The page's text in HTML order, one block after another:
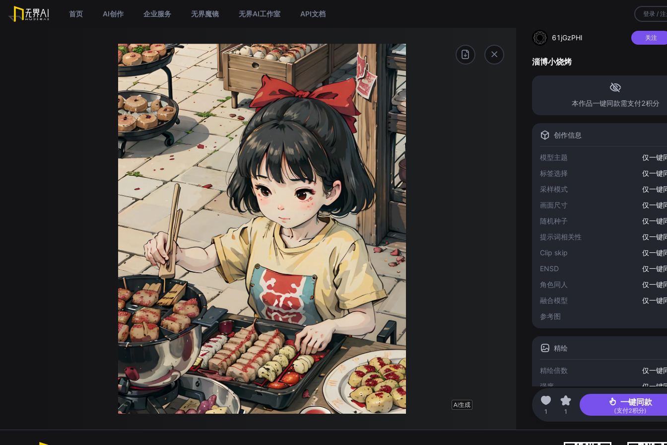
首页 AI创作 企业服务 无界魔镜 无界AI工作室 API文档 登录 /
61jGzPHl 关注
淄博小烧烤
本作品一键同款需支付2积分
创作信息
模型主题
仅一键
标签选择
仅一键
采样模式
仅一键
画面尺寸
仅一键
随机种子
仅一键
提示词相关性
仅一键
Clip skip
仅一键
ENSD
仅一键
角色同人
仅一键
融合模型
仅一键
参考图
精绘
精绘倍数
仅一键
强度
仅一键
2023-04-11 01:33
1 1
一键同款
(支付2积分)